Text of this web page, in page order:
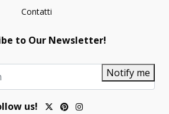
Contatti
to Our Newsletter!
Notify me
us!